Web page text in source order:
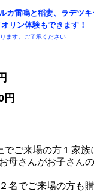
カ雷鳴と稲妻、ラデツ
リン体験もできます！
ます。ご了承ください
円
ご来場の方１家族
母さんがお子さん
名でご来場の方も